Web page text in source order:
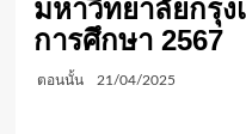
มหาวิทยาลัยกรุง
การศึกษา 2567
ตอนนั้น 21/04/2025